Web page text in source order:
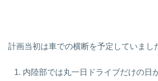
計画当初は車での横断を予定していまし
内陸部では丸一日ドライブだけの日